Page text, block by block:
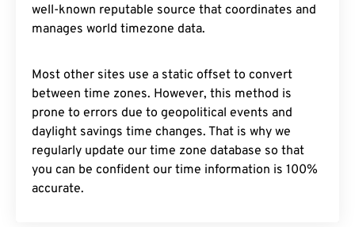
well-known reputable source that coordinates and
manages world timezone data.
Most other sites use a static offset to convert
between time zones. However, this method is
prone to errors due to geopolitical events and
daylight savings time changes. That is why we
regularly update our time zone database so that
you can be confident our time information is 100%
accurate.